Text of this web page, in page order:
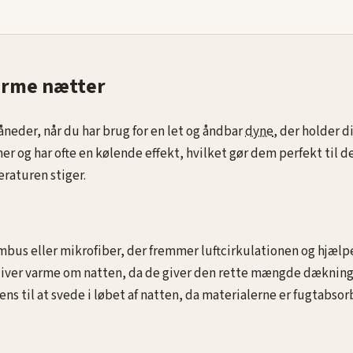
nætter
når du har brug for en let og åndbardyne, der holder
og har ofte en kølende effekt, hvilket gør dem perfekt til
stiger.
eller mikrofiber, der fremmer luftcirkulationen og
varme om natten, da de giver den rette mængde
til at svede i løbet af natten, da materialerne er